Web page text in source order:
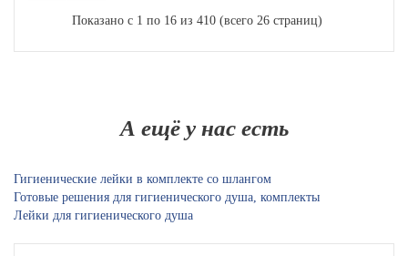
Показано с 1 по 16 из 410 (всего 26 страниц)
А ещё у нас есть
Гигиенические лейки в комплекте со шлангом
Готовые решения для гигиенического душа, комплекты
Лейки для гигиенического душа